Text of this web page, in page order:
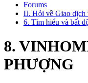
Forums
II. Hỏi về Giao dịch
6. Tìm hiểu và bất
8.
PHƯỢNG